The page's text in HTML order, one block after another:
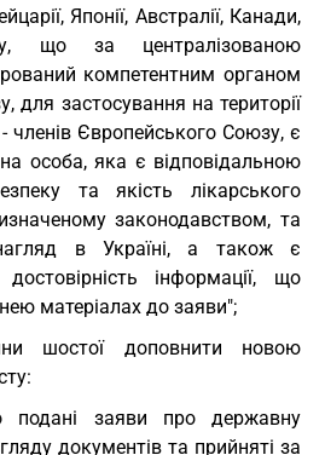
Японії, Австралії, Канади,
що за централізованою
компетентним органом
для застосування на території
членів Європейського Союзу, є
особа, яка є відповідальною
та якість лікарського
законодавством, та
в Україні, а також є
інформації, що
матеріалах до заяви";
шостої доповнити новою
подані заяви про державну
документів та прийняті за